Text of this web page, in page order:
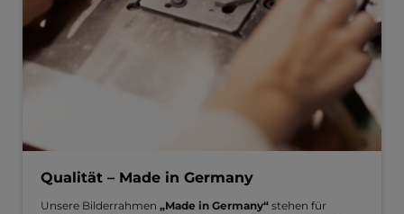
Qualität – Made in Germany
Unsere Bilderrahmen „Made in Germany“ stehen für